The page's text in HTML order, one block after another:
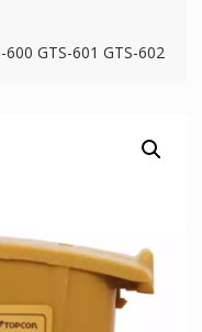
GTS-601 GTS-602